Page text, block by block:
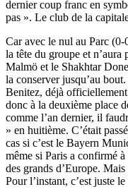
dernier coup franc en
pas ». Le club de la
Car avec le nul au Parc
la tête du groupe et n’aura
Malmö et le Shakhtar
la conserver jusqu’au
Benitez, déjà
donc à la deuxième place
comme l’an dernier, il
» en huitième. C’était
cas si c’est le Bayern
même si Paris a confirmé
des grands d’Europe.
Pour l’instant, c’est juste